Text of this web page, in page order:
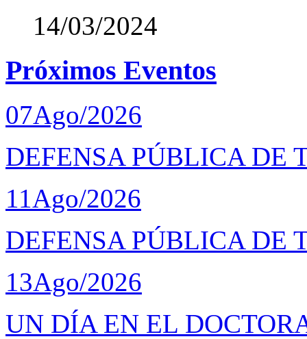
14/03/2024
Próximos Eventos
07Ago/2026
DEFENSA PÚBLICA DE
11Ago/2026
DEFENSA PÚBLICA DE
13Ago/2026
UN DÍA EN EL